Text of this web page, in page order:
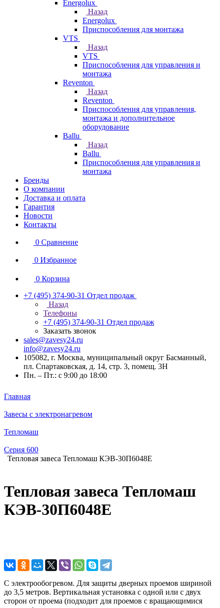
Energolux
Назад
Energolux
Приспособления для монтажа
VTS
Назад
VTS
Приспособления для управления и
монтажа
Reventon
Назад
Reventon
Приспособления для управления,
монтажа и дополнительное
оборудование
Ballu
Назад
Ballu
Приспособления для управления и
монтажа
Бренды
О компании
Доставка и оплата
Гарантия
Новости
Контакты
0 Сравнение
0 Избранное
0 Корзина
+7 (495) 374-90-31 Отдел продаж
Назад
Телефоны
+7 (495) 374-90-31 Отдел продаж
Заказать звонок
sales@zavesy24.ru
info@zavesy24.ru
105082, г. Москва, муниципальный округ Басманный,
пл. Спартаковская, д. 14, стр. 3, помещ. 3Н
Пн. – Пт.: с 9:00 до 18:00
Главная
Завесы с электронагревом
Тепломаш
Серия 600
Тепловая завеса Тепломаш КЭВ-30П6048E
Тепловая завеса Тепломаш
КЭВ-30П6048E
С электрообогревом. Для защиты дверных проемов шириной
до 3,5 метров. Вертикальная установка с одной или с двух
сторон от проема (подходит для проемов с вращающимися